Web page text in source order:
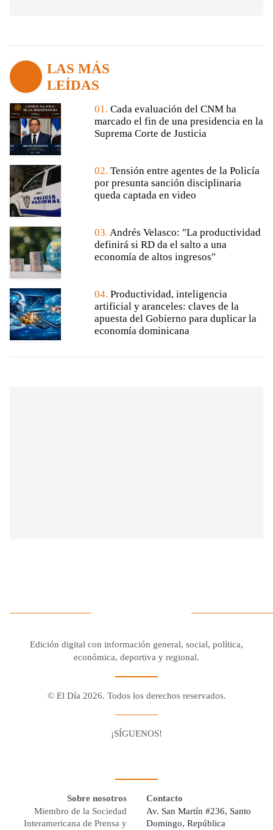
LAS MÁS
LEÍDAS
01. Cada evaluación del CNM ha
marcado el fin de una presidencia en la
Suprema Corte de Justicia
02. Tensión entre agentes de la Policía
por presunta sanción disciplinaria
queda captada en video
03. Andrés Velasco: "La productividad
definirá si RD da el salto a una
economía de altos ingresos"
04. Productividad, inteligencia
artificial y aranceles: claves de la
apuesta del Gobierno para duplicar la
economía dominicana
Edición digital con información general, social, política,
económica, deportiva y regional.
© El Día 2026. Todos los derechos reservados.
¡SÍGUENOS!
Sobre nosotros
Miembro de la Sociedad
Interamericana de Prensa y
Contacto
Av. San Martín #236, Santo
Domingo, República